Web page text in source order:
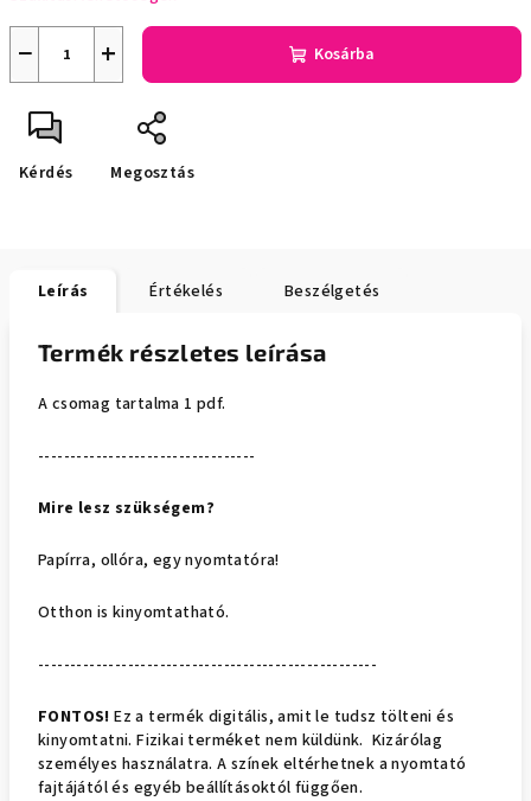
+
− Kosárba
Kérdés Megosztás
Leírás Értékelés Beszélgetés
Termék részletes leírása
A csomag tartalma 1 pdf.
----------------------------------
Mire lesz szükségem?
Papírra, ollóra, egy nyomtatóra!
Otthon is kinyomtatható.
-----------------------------------------------------
FONTOS!Ez a termék digitális, amit le tudsz tölteni és
kinyomtatni. Fizikai terméket nem küldünk. Kizárólag
személyes használatra. A színek eltérhetnek a nyomtató
fajtájától és egyéb beállításoktól függően.